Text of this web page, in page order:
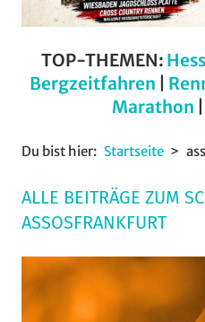
TOP-THEMEN:
Bergzeitfahren
Marathon
Du bist hier: Startseite
ALLE BEITRÄGE ZUM
ASSOSFRANKFURT